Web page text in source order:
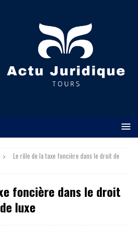
Le rôle de la taxe foncière dans le droit de
foncière dans le droit
luxe